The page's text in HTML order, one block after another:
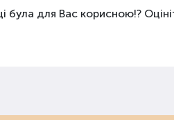
ґрунту використовуються
росту та бактеріологічні
бездумно, треба знати, що
була для Вас корисною!?